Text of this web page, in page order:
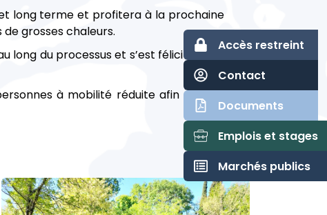
Accès restreint
Contact
Documents
Emplois et stages
Marchés publics
long terme et profitera à la prochaine
grosses chaleurs.
du processus et s’est félicité de la
à mobilité réduite afin qu’elles